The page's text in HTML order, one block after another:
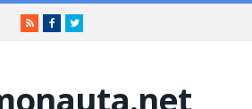
RSSFacebookTwitter